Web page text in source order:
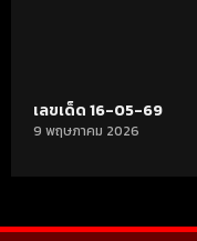
เลขเด็ด 16-05-69
9 พฤษภาคม 2026